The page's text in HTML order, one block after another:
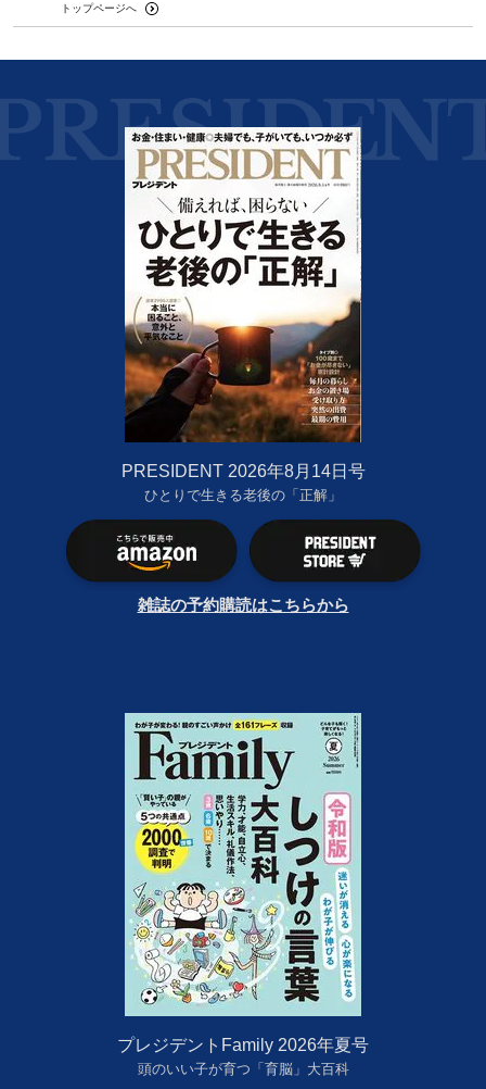
トップページへ
PRESIDENT 2026年8月14日号
ひとりで生きる老後の「正解」
雑誌の予約購読はこちらから
プレジデントFamily 2026年夏号
頭のいい子が育つ「育脳」大百科